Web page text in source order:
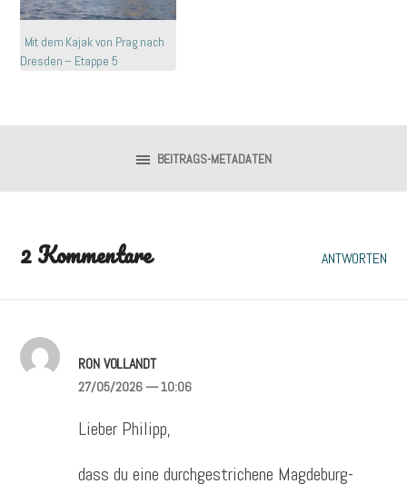
Mit dem Kajak von Prag nach
Dresden – Etappe 5
BEITRAGS-METADATEN
2 Kommentare ANTWORTEN
RON VOLLANDT
27/05/2026— 10:06
Lieber Philipp,
dass du eine durchgestrichene Magdeburg-